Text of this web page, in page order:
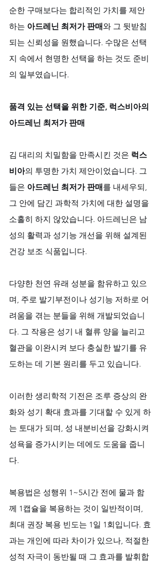
순한 구매보다는 합리적인 가치를 제안
하는 아드레닌 최저가 판매와 그 뒷받침
되는 신뢰성을 원했습니다. 수많은 선택
지 속에서 현명한 선택을 하는 것도 준비
의 일부였습니다.
품격 있는 선택을 위한 기준, 럭스비아의
아드레닌 최저가 판매
김 대리의 치밀함을 만족시킨 것은 럭스
비아의 투명한 가치 제안이었습니다. 그
들은 아드레닌 최저가 판매를 내세우되,
그 안에 담긴 과학적 가치에 대한 설명을
소홀히 하지 않았습니다. 아드레닌은 남
성의 활력과 성기능 개선을 위해 설계된
건강 보조 식품입니다.
다양한 천연 유래 성분을 함유하고 있으
며, 주로 발기부전이나 성기능 저하로 어
려움을 겪는 분들을 위해 개발되었습니
다. 그 작용은 성기 내 혈류 양을 늘리고
혈관을 이완시켜 보다 충실한 발기를 유
도하는 데 기본 원리를 두고 있습니다.
이러한 생리학적 기전은 조루 증상의 완
화와 성기 확대 효과를 기대할 수 있게 하
는 토대가 되며, 성 내분비선을 강화시켜
성욕을 증가시키는 데에도 도움을 줍니
다.
복용법은 성행위 1~5시간 전에 물과 함
께 1캡슐을 복용하는 것이 일반적이며,
최대 권장 복용 빈도는 1일 1회입니다. 효
과는 개인에 따라 차이가 있으나, 적절한
성적 자극이 동반될 때 그 효과를 발휘합